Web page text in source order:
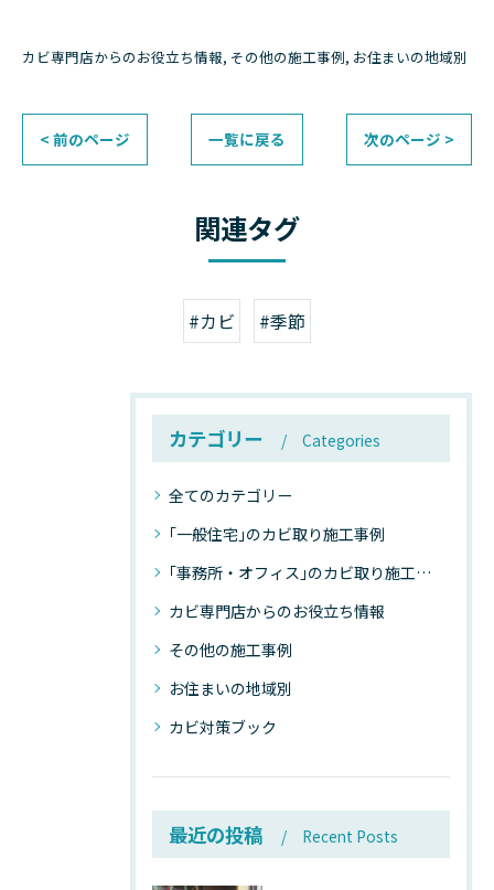
カビ専門店からのお役立ち情報 その他の施工事例 お住まいの地域別
< 前のページ 一覧に戻る 次のページ >
関連タグ
#カビ #季節
カテゴリー Categories
全てのカテゴリー
｢一般住宅｣のカビ取り施工事例
｢事務所・オフィス｣のカビ取り施工事例
カビ専門店からのお役立ち情報
その他の施工事例
お住まいの地域別
カビ対策ブック
最近の投稿 Recent Posts